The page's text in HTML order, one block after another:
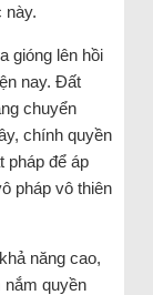
này.
gióng lên hồi
nay. Đất
chuyển
chính quyền
pháp để áp
pháp vô thiên
năng cao,
nắm quyền